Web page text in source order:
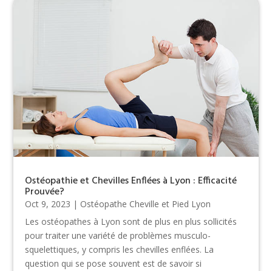
Ostéopathie et Chevilles Enflées à Lyon : Efficacité
Prouvée?
Oct 9, 2023 | Ostéopathe Cheville et Pied Lyon
Les ostéopathes à Lyon sont de plus en plus sollicités
pour traiter une variété de problèmes musculo-
squelettiques, y compris les chevilles enflées. La
question qui se pose souvent est de savoir si